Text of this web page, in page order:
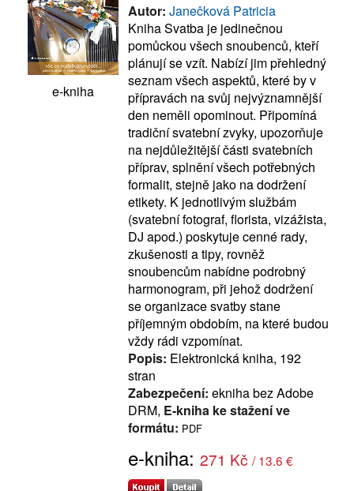
e-kniha
Autor: Janečková Patricia
Kniha Svatba je jedinečnou
pomůckou všech snoubenců, kteří
plánují se vzít. Nabízí jim přehledný
seznam všech aspektů, které by v
přípravách na svůj nejvýznamnější
den neměli opominout. Připomíná
tradiční svatební zvyky, upozorňuje
na nejdůležitější části svatebních
příprav, splnění všech potřebných
formalit, stejně jako na dodržení
etikety. K jednotlivým službám
(svatební fotograf, florista, vizážista,
DJ apod.) poskytuje cenné rady,
zkušenosti a tipy, rovněž
snoubencům nabídne podrobný
harmonogram, při jehož dodržení
se organizace svatby stane
příjemným obdobím, na které budou
vždy rádi vzpomínat.
Popis: Elektronická kniha, 192
stran
Zabezpečení: ekniha bez Adobe
DRM, E-kniha ke stažení ve
formátu: PDF
e-kniha: 271 Kč / 13.6 €